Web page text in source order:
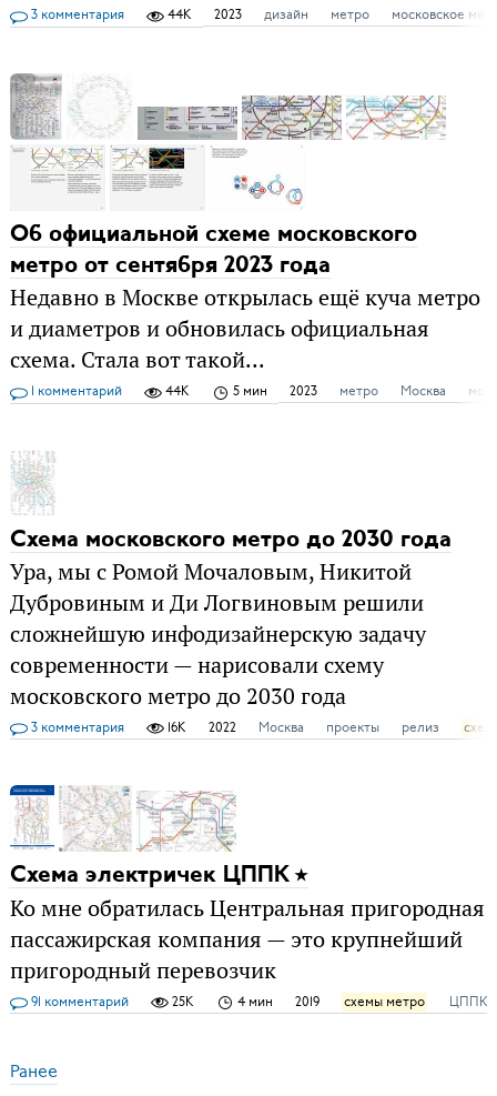
3 комментария 44K 2023 дизайн метро московское
Об официальной схеме московского
метро от сентября 2023 года
Недавно в Москве открылась ещё куча метро
и диаметров и обновилась официальная
схема. Стала вот такой...
1 комментарий 44K 5 мин 2023 метро Москва
Схема московского метро до 2030 года
Ура, мы с Ромой Мочаловым, Никитой
Дубровиным и Ди Логвиновым решили
сложнейшую инфодизайнерскую задачу
современности — нарисовали схему
московского метро до 2030 года
3 комментария 16K 2022 Москва проекты релиз
Схема электричек ЦППК
Ко мне обратилась Центральная пригородная
пассажирская компания — это крупнейший
пригородный перевозчик
91 комментарий 25K 4 мин 2019 схемы метро ЦППК
Ранее